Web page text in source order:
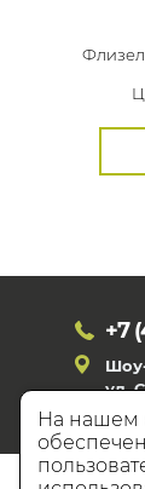
+7
ул.
На нашем